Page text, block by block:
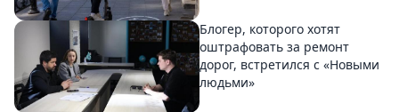
Блогер, которого хотят
оштрафовать за ремонт
дорог, встретился с «Новыми
людьми»